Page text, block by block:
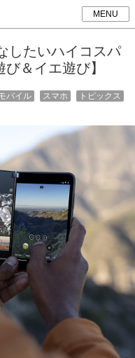
MENU
したいハイコスパ
＆イエ遊び】
トピックス
スマホ
バイル